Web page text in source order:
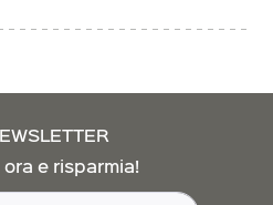
e risparmia!